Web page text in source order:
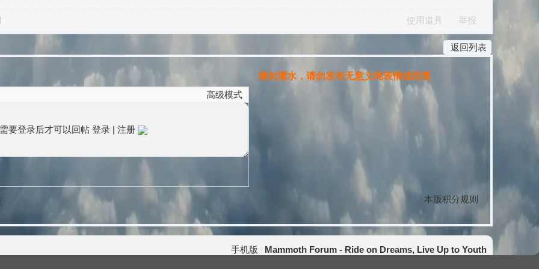
使用道具 举报
返回列表
请勿灌水，请勿发布无意义纯表情或回复
高级模式
要登录后才可以回帖 登录| 注册
本版积分规则
手机版
|
Mammoth Forum - Ride on Dreams, Live Up to Youth